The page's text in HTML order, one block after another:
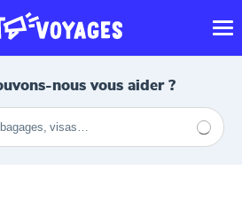
nous vous aider ?